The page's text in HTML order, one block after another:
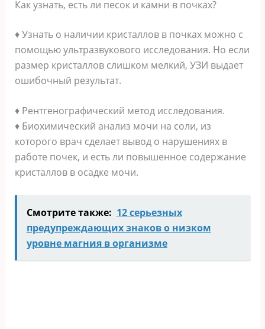
Как узнать, есть ли песок и камни в почках?
♦ Узнать о наличии кристаллов в почках можно с
помощью ультразвукового исследования. Но если
размер кристаллов слишком мелкий, УЗИ выдает
ошибочный результат.
♦ Рентгенографический метод исследования.
♦ Биохимический анализ мочи на соли, из
которого врач сделает вывод о нарушениях в
работе почек, и есть ли повышенное содержание
кристаллов в осадке мочи.
Смотрите также: 12 серьезных
предупреждающих знаков о низком
уровне магния в организме